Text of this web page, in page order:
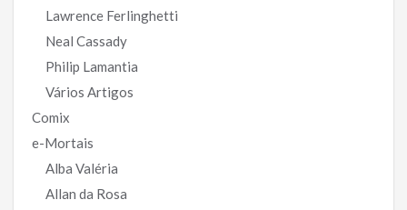
Lawrence Ferlinghetti
Neal Cassady
Philip Lamantia
Vários Artigos
Comix
e-Mortais
Alba Valéria
Allan da Rosa